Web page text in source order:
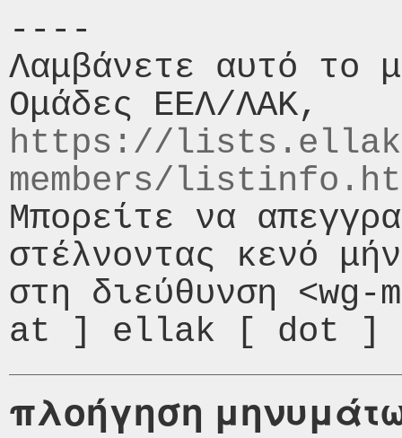
----
Λαμβάνετε αυτό το
https://
members/
Μπορείτε να
στέλνοντας κενό
στη διεύθυνση
πλοήγηση